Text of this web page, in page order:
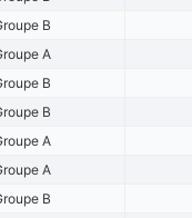
B
A
B
B
A
A
B